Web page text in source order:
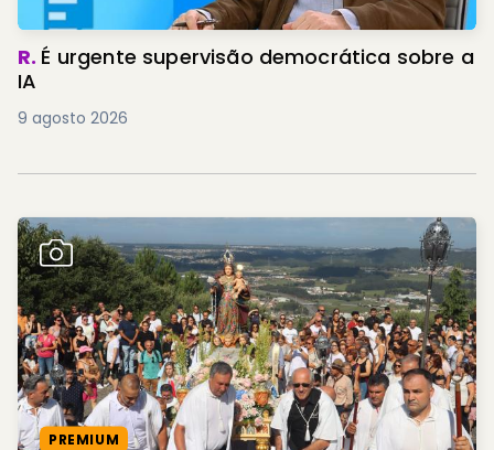
R. É urgente supervisão democrática sobre a
IA
9 agosto 2026
PREMIUM